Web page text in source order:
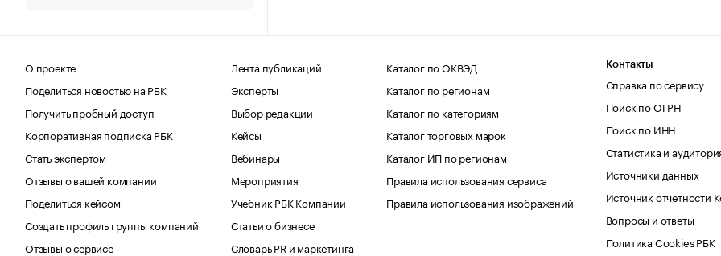
О проекте
Поделиться новостью на РБК
Получить пробный доступ
Корпоративная подписка РБК
Стать экспертом
Отзывы о вашей компании
Поделиться кейсом
Создать профиль группы компаний
Отзывы о сервисе
Лента публикаций
Эксперты
Выбор редакции
Кейсы
Вебинары
Мероприятия
Учебник РБК Компании
Статьи о бизнесе
Словарь PR и маркетинга
Каталог по ОКВЭД
Каталог по регионам
Каталог по категориям
Каталог торговых марок
Каталог ИП по регионам
Правила использования сервиса
Правила использования изображений
Контакты
Справка по сервису
Поиск по ОГРН
Поиск по ИНН
Статистика и
Источники данных
Источник отчетности
Вопросы и ответы
Политика Cookies РБК